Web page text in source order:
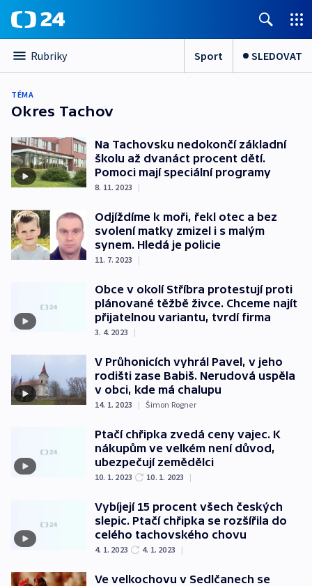
Rubriky Sport SLEDOVAT
TÉMA
Okres Tachov
Na Tachovsku nedokončí základní
školu až dvanáct procent dětí.
Pomoci mají speciální programy
8. 11. 2023 |
Odjíždíme k moři, řekl otec a bez
svolení matky zmizel i s malým
synem. Hledá je policie
11. 7. 2023 |
Obce v okolí Stříbra protestují proti
plánované těžbě živce. Chceme najít
přijatelnou variantu, tvrdí firma
3. 4. 2023 |
V Průhonicích vyhrál Pavel, v jeho
rodišti zase Babiš. Nerudová uspěla
v obci, kde má chalupu
14. 1. 2023 | Šimon Rogner
Ptačí chřipka zvedá ceny vajec. K
nákupům ve velkém není důvod,
ubezpečují zemědělci
10. 1. 2023 10. 1. 2023 |
Vybíjejí 15 procent všech českých
slepic. Ptačí chřipka se rozšířila do
celého tachovského chovu
4. 1. 2023 4. 1. 2023 |
Ve velkochovu v Sedlčanech se